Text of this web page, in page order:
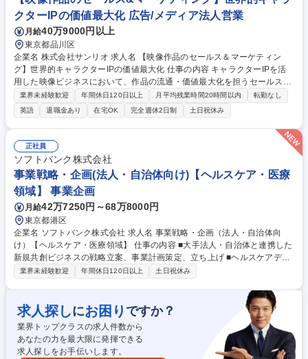
クターIPの価値最大化 広告/メディア法人営業
月給40万9000円以上
東京都品川区
企業名 株式会社サンリオ 求人名 【映像作品のセールス＆マーケティン
グ】世界的キャラクターIPの価値最大化 仕事の内容 キャラクターIPを活
用した映像ビジネスにおいて、作品の流通・価値最大化を担うセールスや
マーケティング業務全般をお任せします。作品の入口から出口まで社内外
と連携し、グローバルに魅力をお届けします。 ■セールス業務:国内外プラ
ットフォームへの映像作品セールス(配信・番販),条件交渉,ライセンス案件
創出 ■マーケティング/プロモーション:ローンチ前後の企画実行,視聴数や
収益最大化の施策設計,分析 ■PM:進行管理(制作～販売),契約管理,売上計上
■ビジネス開発:新規案件創出(パートナー開拓・企画起点),キャラクター戦
略と連動した映像展開提案 募集職種 【映像作品のセールス＆マーケティ
ング】世界的キャラクターIPの価値最大化
業界未経験歓迎 年間休日120日以上 月平均残業時間20時間以内
転勤なし
英語
退職金あり 在宅OK 完全週休2日制 土日祝休み
正社員
ソフトバンク株式会社
事業戦略・企画(法人・自治体向け)【ヘルスケア・医療
領域】 事業企画
月給42万7250円～68万8000円
東京都港区
企業名 ソフトバンク株式会社 求人名 事業戦略・企画（法人・自治体向
け）【ヘルスケア・医療領域】 仕事の内容 ■大手法人・自治体と連携した
新規共創ビジネスの戦略立案、事業計画策定、立ち上げ ■ヘルスケアデー
タ利活用に関する新規事業の戦略立案、事業計画策定、立ち上げ ■営業部
共創型プロジェクトの推進（社内承認、PoC、サービス開発計画策定な
ど） ■ビジネスモデル／サービスモデルの詳細設計 ■事業オペレーション
設計（事業運営体制、営業・マーケティング戦略立案） 募集職種 事業戦
略・企画（法人・自治体向け）【ヘルスケア・医療領域】
業界未経験歓迎 年間休日120日以上 土日祝休み
求人探しにお困り ですか？
業界トップクラスの求人件数から
あなたの力を最大限に発揮できる
求人探しをお手伝いします。